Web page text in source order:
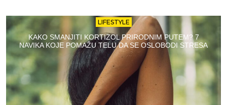
LIFESTYLE
KAKO SMANJITI KORTIZOL PRIRODNIM PUTEM? 7
NAVIKA KOJE POMAŽU TELU DA SE OSLOBODI STRESA